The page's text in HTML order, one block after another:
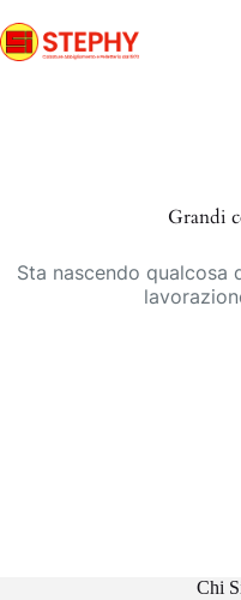
al
contenuto
Grandi
Sta nascendo qualcosa
Chi